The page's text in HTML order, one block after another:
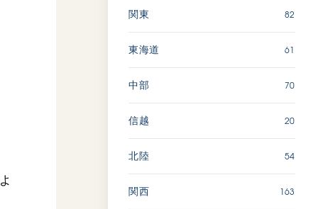
2026.07.03
文化
動画
関東 82
東海道 61
中部 70
信越 20
北陸 54
関西 163